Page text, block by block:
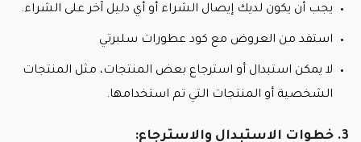
يجب أن يكون لديك إيصال الشراء أو أي دليل آخر على الشراء.
استفد من العروض مع كود عطورات سلبرتي
لا يمكن استبدال أو استرجاع بعض المنتجات، مثل المنتجات
الشخصية أو المنتجات التي تم استخدامها.
3. خطوات الاستبدال والاسترجاع: